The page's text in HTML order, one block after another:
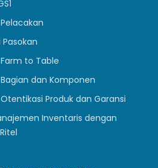
Pasokan
Farm to Table
Bagian dan Komponen
Otentikasi Produk dan Garansi
Inventaris dengan